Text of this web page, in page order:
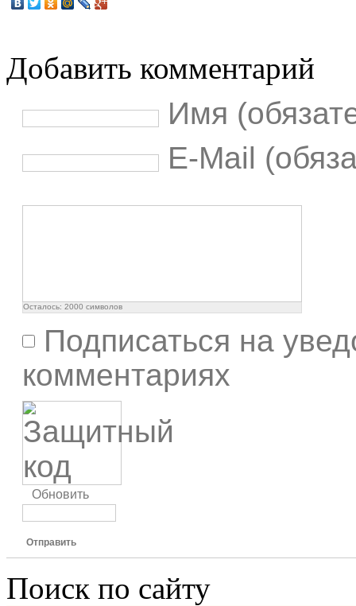
Добавить комментарий
Имя
E-Mail
Осталось: 2000 символов
Подписаться на
комментариях
Обновить
Отправить
Поиск по сайту